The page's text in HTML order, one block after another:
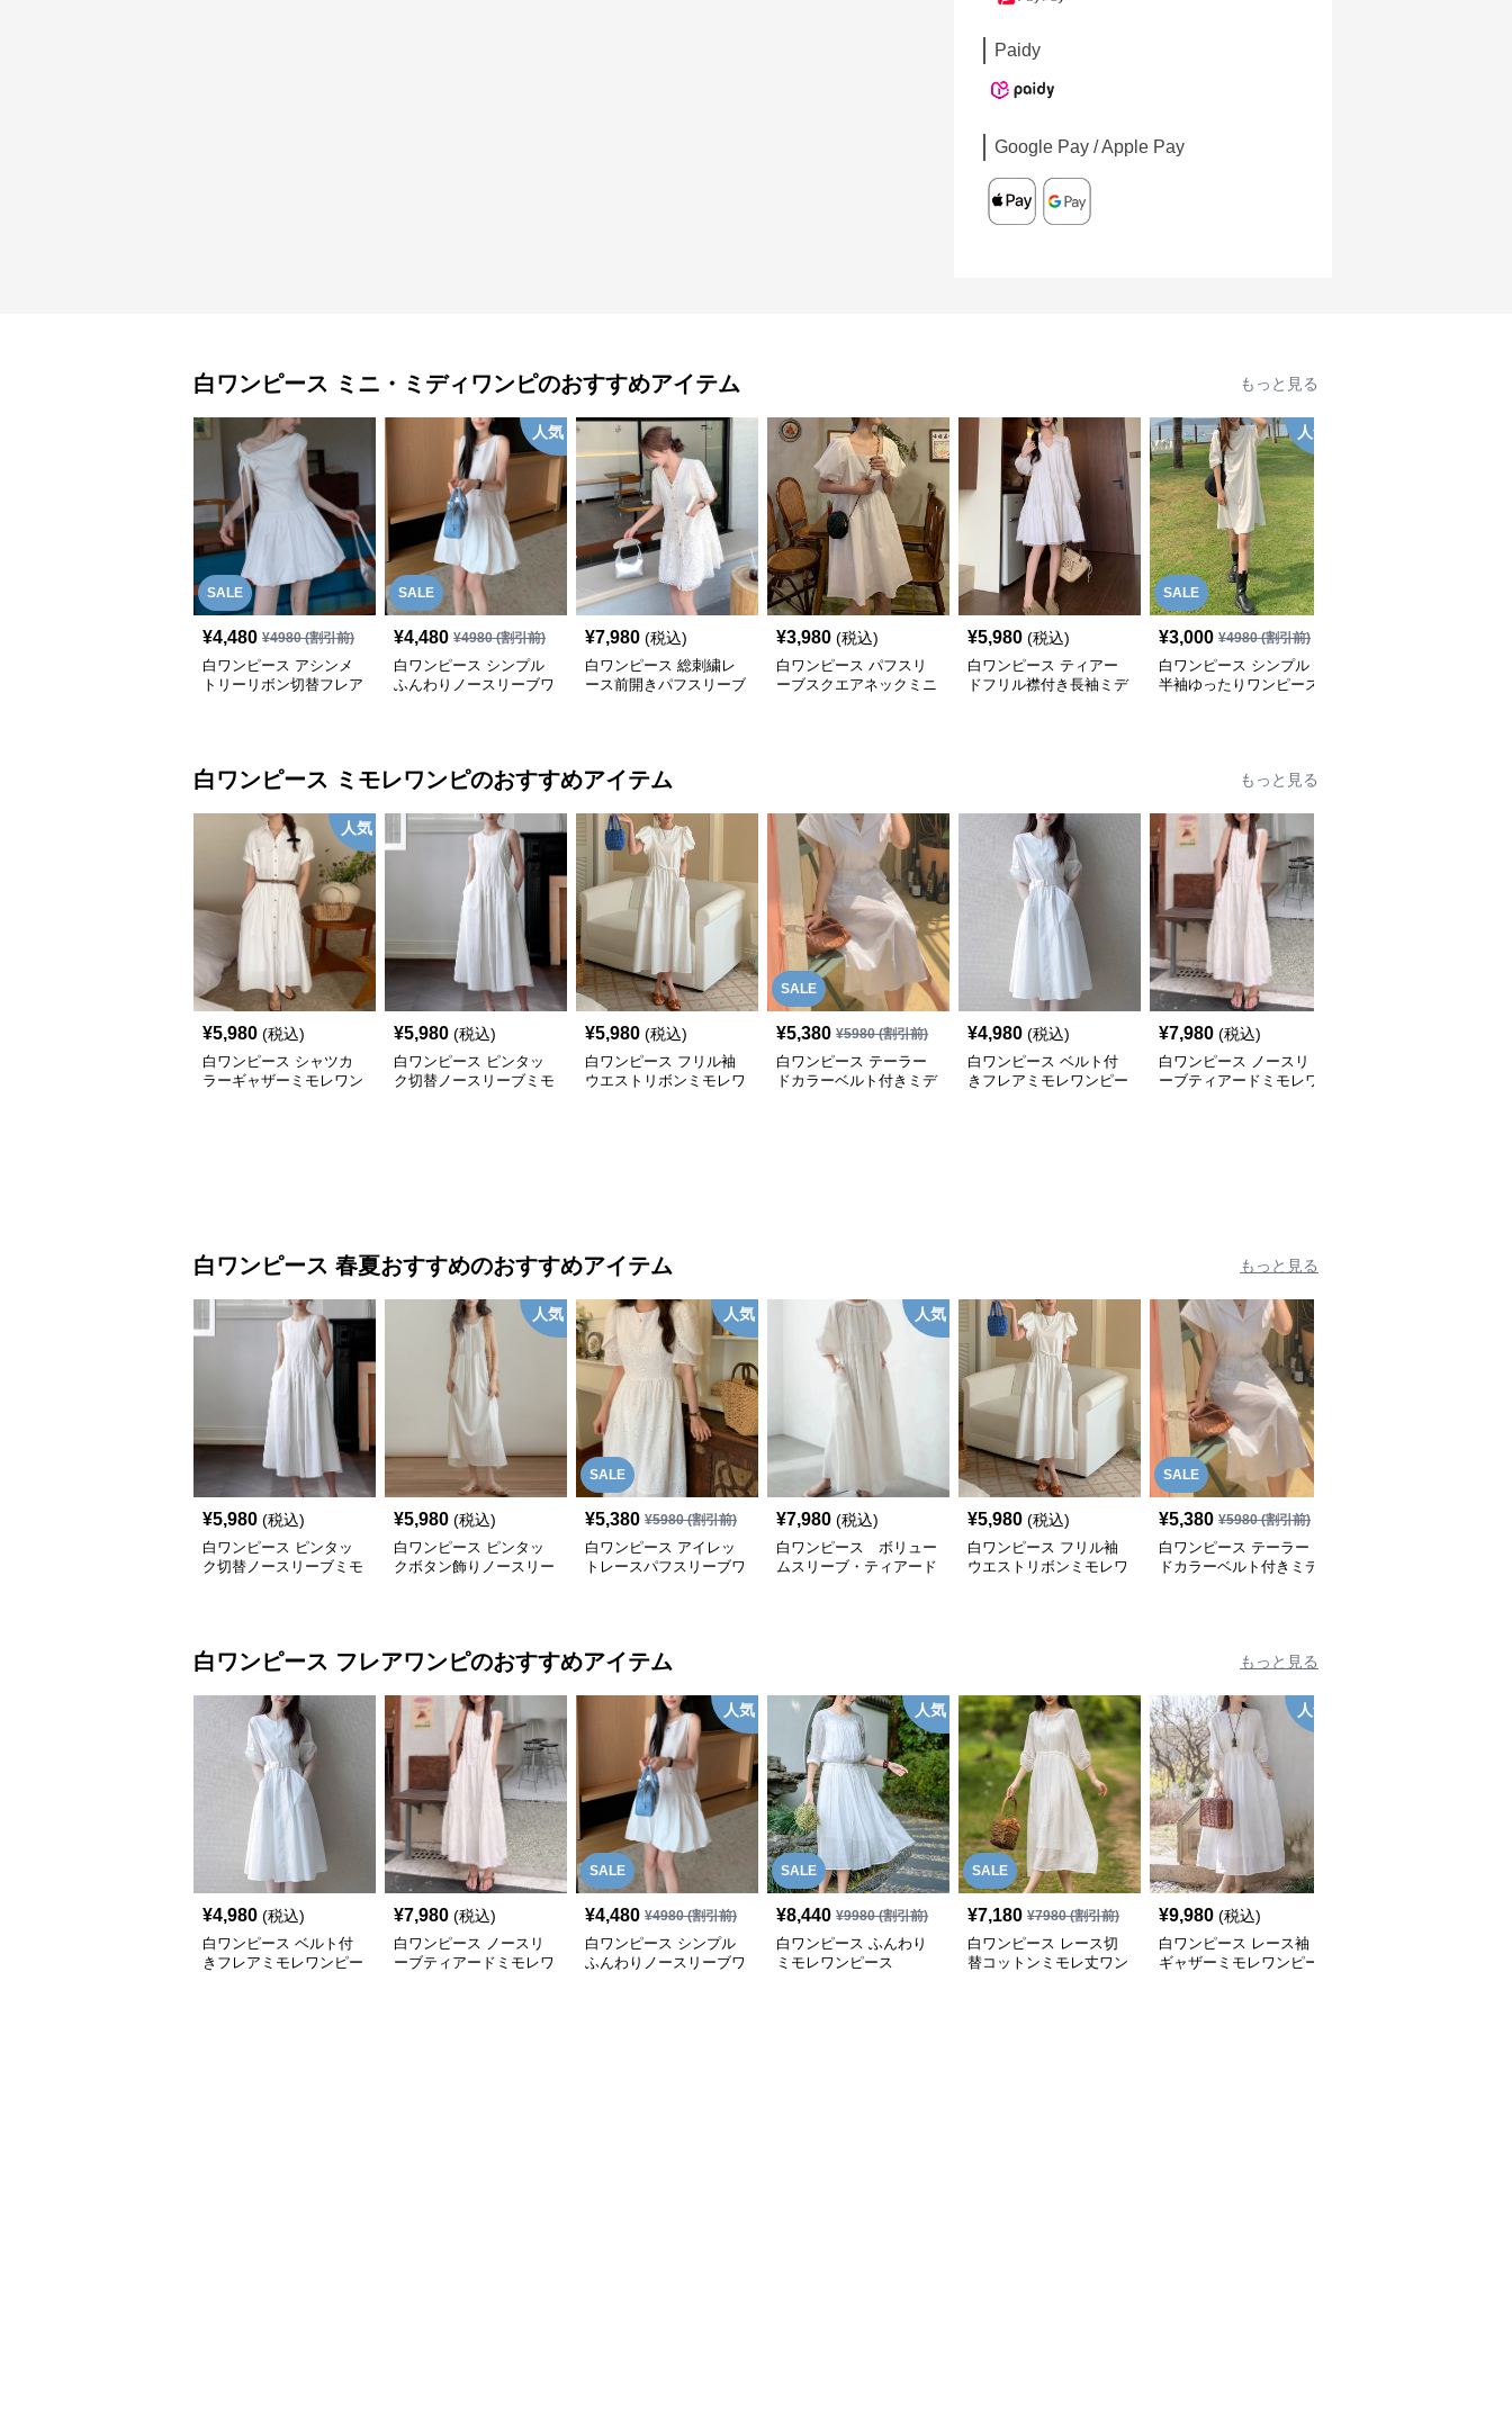
Paidy
Google Pay / Apple Pay
白ワンピース ミニ・ミディワンピのおすすめアイテム もっと見る
SALE
¥4,480 ¥4980(割引前)
白ワンピース アシンメ
トリーリボン切替フレア
SALE
人気
¥4,480 ¥4980(割引前)
白ワンピース シンプル
ふんわりノースリーブワ
¥7,980 (税込)
白ワンピース 総刺繍レ
ース前開きパフスリーブ
¥3,980 (税込)
白ワンピース パフスリ
ーブスクエアネックミニ
¥5,980 (税込)
白ワンピース ティアー
ドフリル襟付き長袖ミデ
SALE
人気
¥3,000 ¥4980(割引前)
白ワンピース シンプル
半袖ゆったりワンピース
白ワンピース ミモレワンピのおすすめアイテム もっと見る
人気
¥5,980 (税込)
白ワンピース シャツカ
ラーギャザーミモレワン
¥5,980 (税込)
白ワンピース ピンタッ
ク切替ノースリーブミモ
¥5,980 (税込)
白ワンピース フリル袖
ウエストリボンミモレワ
SALE
¥5,380 ¥5980(割引前)
白ワンピース テーラー
ドカラーベルト付きミデ
¥4,980 (税込)
白ワンピース ベルト付
きフレアミモレワンピー
¥7,980 (税込)
白ワンピース ノースリ
ーブティアードミモレワ
白ワンピース 春夏おすすめのおすすめアイテム もっと見る
¥5,980 (税込)
白ワンピース ピンタッ
ク切替ノースリーブミモ
人気
¥5,980 (税込)
白ワンピース ピンタッ
クボタン飾りノースリー
SALE
人気
¥5,380 ¥5980(割引前)
白ワンピース アイレッ
トレースパフスリーブワ
人気
¥7,980 (税込)
白ワンピース ボリュー
ムスリーブ・ティアード
¥5,980 (税込)
白ワンピース フリル袖
ウエストリボンミモレワ
SALE
¥5,380 ¥5980(割引前)
白ワンピース テーラー
ドカラーベルト付きミデ
白ワンピース フレアワンピのおすすめアイテム もっと見る
¥4,980 (税込)
白ワンピース ベルト付
きフレアミモレワンピー
¥7,980 (税込)
白ワンピース ノースリ
ーブティアードミモレワ
SALE
人気
¥4,480 ¥4980(割引前)
白ワンピース シンプル
ふんわりノースリーブワ
SALE
人気
¥8,440 ¥9980(割引前)
白ワンピース ふんわり
ミモレワンピース
SALE
¥7,180 ¥7980(割引前)
白ワンピース レース切
替コットンミモレ丈ワン
人気
¥9,980 (税込)
白ワンピース レース袖
ギャザーミモレワンピー